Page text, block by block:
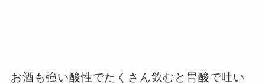
お酒も強い酸性でたくさん飲むと胃酸で吐い